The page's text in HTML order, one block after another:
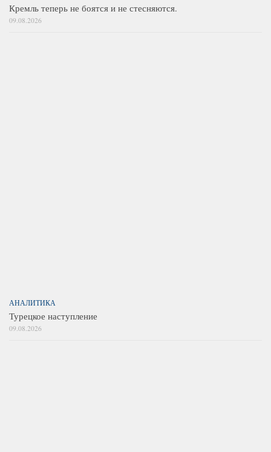
Кремль теперь не боятся и не стесняются.
09.08.2026
АНАЛИТИКА
Турецкое наступление
09.08.2026